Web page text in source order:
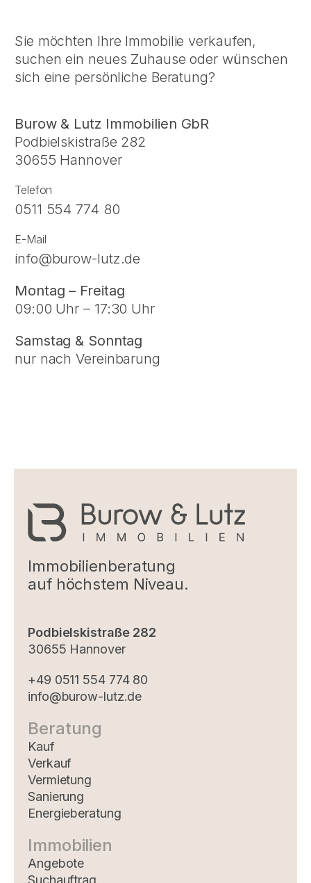
Sie möchten Ihre Immobilie verkaufen,
suchen ein neues Zuhause oder wünschen
sich eine persönliche Beratung?
Burow & Lutz Immobilien GbR
Podbielskistraße 282
30655 Hannover
Telefon
0511 554 774 80
E-Mail
info@burow-lutz.de
Montag – Freitag
09:00 Uhr – 17:30 Uhr
Samstag & Sonntag
nur nach Vereinbarung
Immobilienberatung
auf höchstem Niveau.
Podbielskistraße 282
30655 Hannover
+49 0511 554 774 80
info@burow-lutz.de
Beratung
Kauf
Verkauf
Vermietung
Sanierung
Energieberatung
Immobilien
Angebote
Suchauftrag